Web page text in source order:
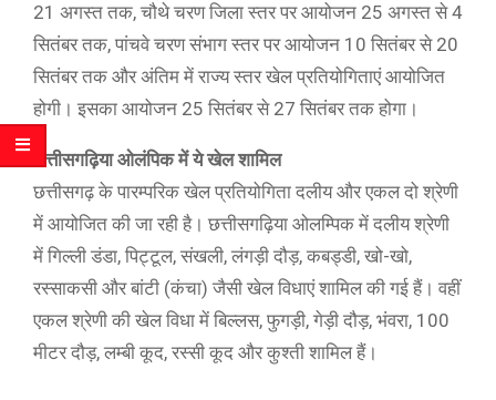
21 अगस्त तक, चौथे चरण जिला स्तर पर आयोजन 25 अगस्त से 4
सितंबर तक, पांचवे चरण संभाग स्तर पर आयोजन 10 सितंबर से 20
सितंबर तक और अंतिम में राज्य स्तर खेल प्रतियोगिताएं आयोजित
होगी। इसका आयोजन 25 सितंबर से 27 सितंबर तक होगा।
छत्तीसगढ़िया ओलंपिक में ये खेल शामिल
छत्तीसगढ़ के पारम्परिक खेल प्रतियोगिता दलीय और एकल दो श्रेणी
में आयोजित की जा रही है। छत्तीसगढ़िया ओलम्पिक में दलीय श्रेणी
में गिल्ली डंडा, पिट्टूल, संखली, लंगड़ी दौड़, कबड्डी, खो-खो,
रस्साकसी और बांटी (कंचा) जैसी खेल विधाएं शामिल की गई हैं। वहीं
एकल श्रेणी की खेल विधा में बिल्लस, फुगड़ी, गेड़ी दौड़, भंवरा, 100
मीटर दौड़, लम्बी कूद, रस्सी कूद और कुश्ती शामिल हैं।